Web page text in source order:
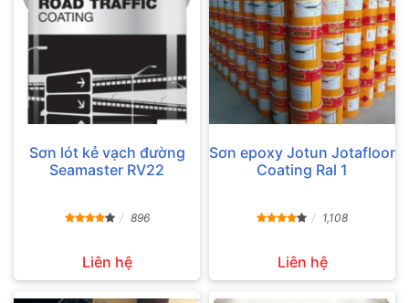
Sơn lót kẻ vạch đường
Seamaster RV22
896
Liên hệ
Sơn epoxy Jotun Jotafloor
Coating Ral 1
1,108
Liên hệ